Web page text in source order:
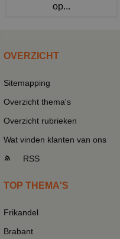
op...
OVERZICHT
Sitemapping
Overzicht thema's
Overzicht rubrieken
Wat vinden klanten van ons
RSS
TOP THEMA'S
Frikandel
Brabant